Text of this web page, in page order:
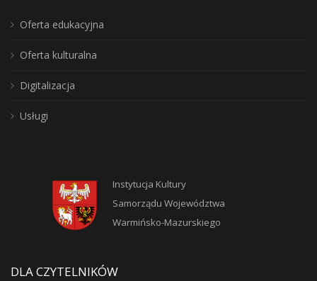
Oferta edukacyjna
Oferta kulturalna
Digitalizacja
Usługi
Instytucja Kultury
Samorządu Województwa
Warmińsko-Mazurskiego
DLA CZYTELNIKÓW